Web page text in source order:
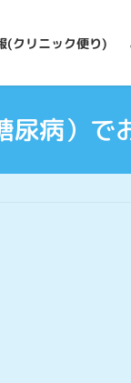
(クリニック便り)
尿病）で